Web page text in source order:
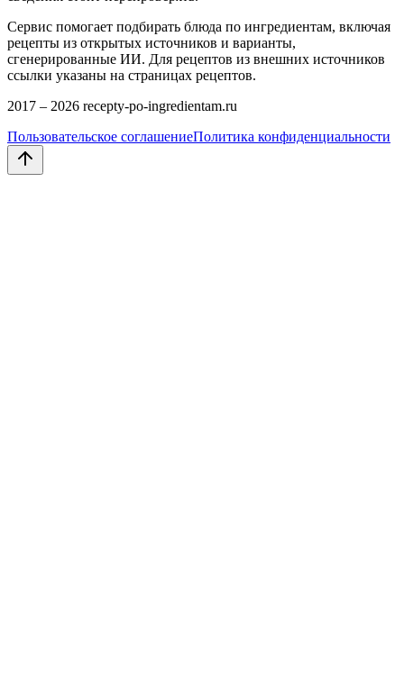
Сервис помогает подбирать блюда по ингредиентам, включая
рецепты из открытых источников и варианты,
сгенерированные ИИ. Для рецептов из внешних источников
ссылки указаны на страницах рецептов.
2017 – 2026 recepty-po-ingredientam.ru
Пользовательское соглашениеПолитика конфиденциальности